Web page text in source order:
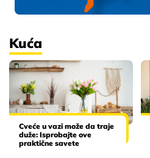
Kuća
Cveće u vazi može da traje
duže: Isprobajte ove
praktične savete